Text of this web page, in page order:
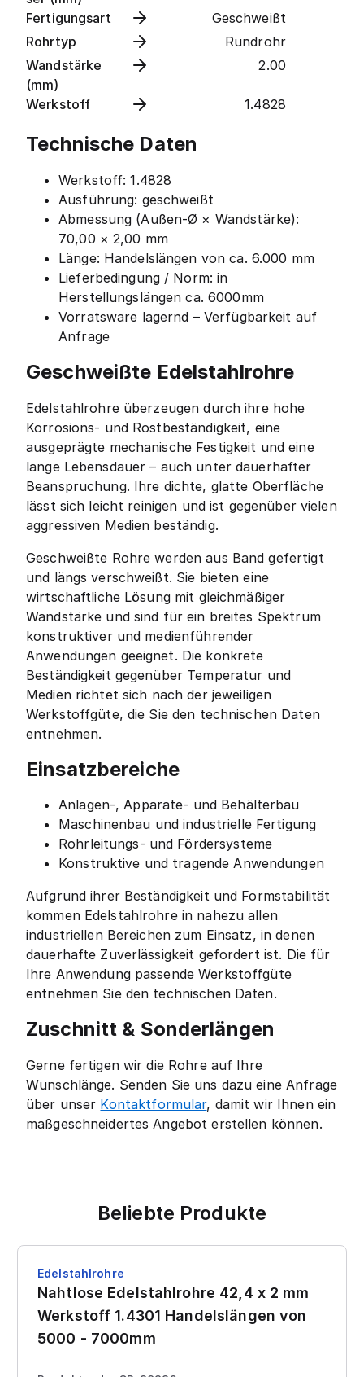
Fertigungsart
Geschweißt
Rohrtyp
Rundrohr
Wandstärke
(mm)
2.00
Werkstoff 1.4828
Technische Daten
Werkstoff: 1.4828
Ausführung: geschweißt
Abmessung (Außen-Ø × Wandstärke):
70,00 × 2,00 mm
Länge: Handelslängen von ca. 6.000 mm
Lieferbedingung / Norm: in
Herstellungslängen ca. 6000mm
Vorratsware lagernd – Verfügbarkeit auf
Anfrage
Geschweißte Edelstahlrohre
Edelstahlrohre überzeugen durch ihre hohe
Korrosions- und Rostbeständigkeit, eine
ausgeprägte mechanische Festigkeit und eine
lange Lebensdauer – auch unter dauerhafter
Beanspruchung. Ihre dichte, glatte Oberfläche
lässt sich leicht reinigen und ist gegenüber vielen
aggressiven Medien beständig.
Geschweißte Rohre werden aus Band gefertigt
und längs verschweißt. Sie bieten eine
wirtschaftliche Lösung mit gleichmäßiger
Wandstärke und sind für ein breites Spektrum
konstruktiver und medienführender
Anwendungen geeignet. Die konkrete
Beständigkeit gegenüber Temperatur und
Medien richtet sich nach der jeweiligen
Werkstoffgüte, die Sie den technischen Daten
entnehmen.
Einsatzbereiche
Anlagen-, Apparate- und Behälterbau
Maschinenbau und industrielle Fertigung
Rohrleitungs- und Fördersysteme
Konstruktive und tragende Anwendungen
Aufgrund ihrer Beständigkeit und Formstabilität
kommen Edelstahlrohre in nahezu allen
industriellen Bereichen zum Einsatz, in denen
dauerhafte Zuverlässigkeit gefordert ist. Die für
Ihre Anwendung passende Werkstoffgüte
entnehmen Sie den technischen Daten.
Zuschnitt & Sonderlängen
Gerne fertigen wir die Rohre auf Ihre
Wunschlänge. Senden Sie uns dazu eine Anfrage
über unser Kontaktformular, damit wir Ihnen ein
maßgeschneidertes Angebot erstellen können.
Beliebte Produkte
Edelstahlrohre
Nahtlose Edelstahlrohre 42,4 x 2 mm
Werkstoff 1.4301 Handelslängen von
5000 - 7000mm